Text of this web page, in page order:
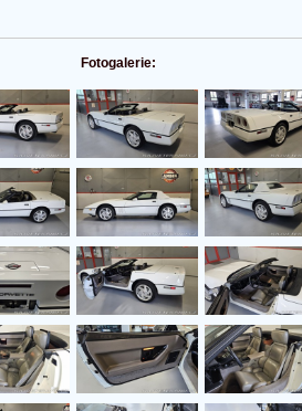
Fotogalerie: